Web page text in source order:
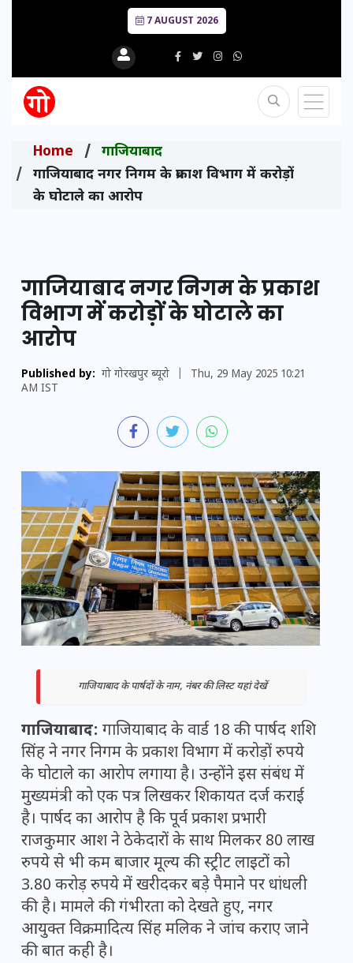
7 AUGUST 2026
Home
गाजियाबाद
गाजियाबाद नगर निगम के प्रकाश विभाग में करोड़ों
के घोटाले का आरोप
गाजियाबाद नगर निगम के प्रकाश
विभाग में करोड़ों के घोटाले का
आरोप
Published by: गो गोरखपुर ब्यूरो
Thu, 29 May 2025 10:21
AM IST
गाजियाबाद के पार्षदों के नाम, नंबर की लिस्ट यहां देखें
गाजियाबाद: गाजियाबाद के वार्ड 18 की पार्षद शशि
सिंह ने नगर निगम के प्रकाश विभाग में करोड़ों रुपये
के घोटाले का आरोप लगाया है। उन्होंने इस संबंध में
मुख्यमंत्री को एक पत्र लिखकर शिकायत दर्ज कराई
है। पार्षद का आरोप है कि पूर्व प्रकाश प्रभारी
राजकुमार आश ने ठेकेदारों के साथ मिलकर 80 लाख
रुपये से भी कम बाजार मूल्य की स्ट्रीट लाइटों को
3.80 करोड़ रुपये में खरीदकर बड़े पैमाने पर धांधली
की है। मामले की गंभीरता को देखते हुए, नगर
आयुक्त विक्रमादित्य सिंह मलिक ने जांच कराए जाने
की बात कही है।